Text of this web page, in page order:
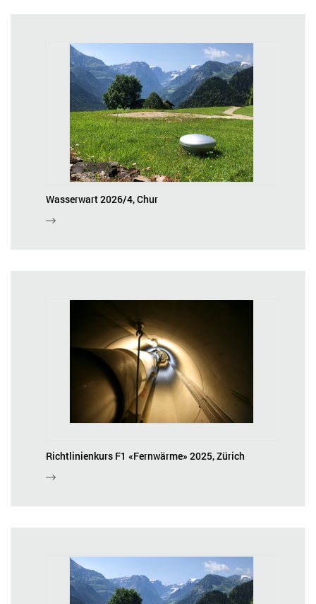
Wasserwart 2026/4, Chur
Richtlinienkurs F1 «Fernwärme» 2025, Zürich